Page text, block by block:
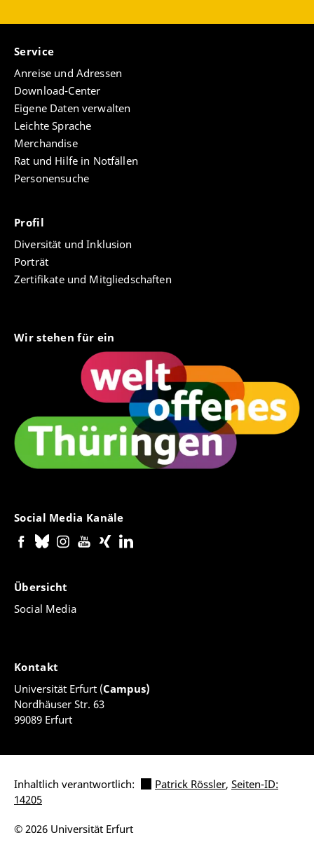
Service
Anreise und Adressen
Download-Center
Eigene Daten verwalten
Leichte Sprache
Merchandise
Rat und Hilfe in Notfällen
Personensuche
Profil
Diversität und Inklusion
Porträt
Zertifikate und Mitgliedschaften
Wir stehen für ein
Social Media Kanäle
Übersicht
Social Media
Kontakt
Universität Erfurt (Campus)
Nordhäuser Str. 63
99089 Erfurt
Inhaltlich verantwortlich: Patrick Rössler, Seiten-ID:
14205
© 2026 Universität Erfurt